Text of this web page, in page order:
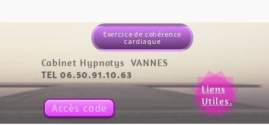
Exercice de cohérence
cardiaque
Cabinet Hypnotys VANNES
TEL 06.50.91.10.63
Liens
Utiles.
Accès code